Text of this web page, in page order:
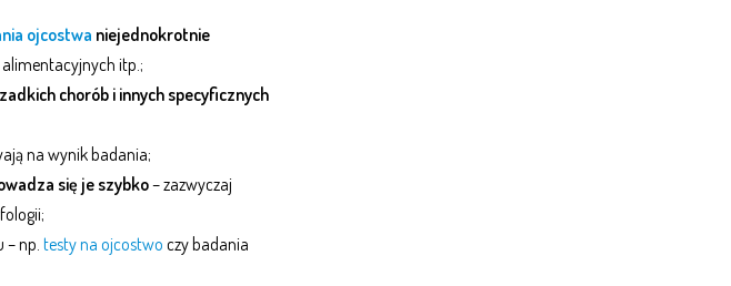
ojcostwa niejednokrotnie
itp.;
chorób i innych specyficznych
na wynik badania;
się je szybko– zazwyczaj
np. testy na ojcostwo czy badania